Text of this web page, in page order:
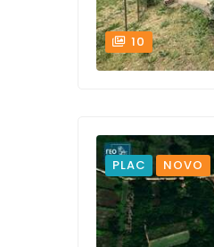
10
PLAC NOVO